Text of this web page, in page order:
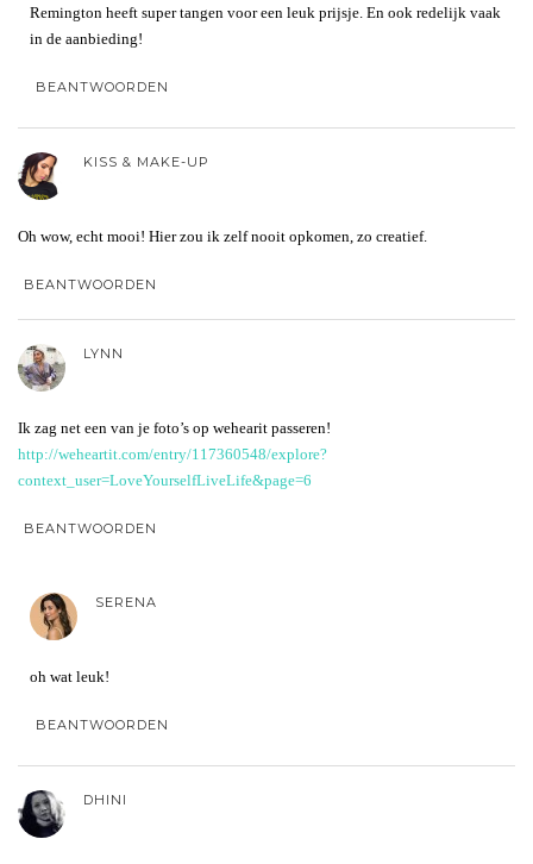
Remington heeft super tangen voor een leuk prijsje. En ook redelijk vaak
in de aanbieding!
BEANTWOORDEN
KISS & MAKE-UP
Oh wow, echt mooi! Hier zou ik zelf nooit opkomen, zo creatief.
BEANTWOORDEN
LYNN
Ik zag net een van je foto’s op wehearit passeren!
http://weheartit.com/entry/117360548/explore?
context_user=LoveYourselfLiveLife&page=6
BEANTWOORDEN
SERENA
oh wat leuk!
BEANTWOORDEN
DHINI